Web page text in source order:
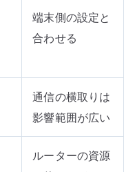
端末側の設定と
合わせる
通信の横取りは
影響範囲が広い
ルーターの資源